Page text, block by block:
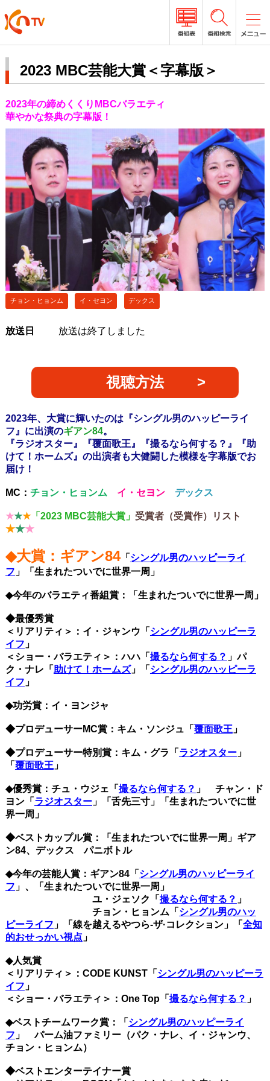
2023 MBC芸能大賞＜字幕版＞
2023年の締めくくりMBCバラエティ
華やかな祭典の字幕版！
チョン・ヒョンム イ・セヨン デックス
放送日 放送は終了しました
視聴方法
2023年、大賞に輝いたのは『シングル男のハッピーライ
フ』に出演のギアン84。
『ラジオスター』『覆面歌王』『撮るなら何する？』『助
けて！ホームズ』の出演者も大健闘した模様を字幕版でお
届け！
MC： チョン・ヒョンム イ・セヨン デックス
★★★「2023 MBC芸能大賞」 受賞者（受賞作）リスト
★★★
◆大賞：ギアン84「 シングル男のハッピーライ
フ 」「生まれたついでに世界一周」
◆今年のバラエティ番組賞：「生まれたついでに世界一周」
◆最優秀賞
＜リアリティ＞：イ・ジャンウ「 シングル男のハッピーラ
イフ 」
＜ショー・バラエティ＞：ハハ「 撮るなら何する？ 」パ
ク・ナレ「 助けて！ホームズ」「 シングル男のハッピーラ
イフ 」
◆功労賞：イ・ヨンジャ
◆プロデューサーMC賞：キム・ソンジュ「 覆面歌王」
◆プロデューサー特別賞：キム・グラ「 ラジオスター」
「 覆面歌王」
◆優秀賞：チュ・ウジェ「 撮るなら何する？ 」 チャン・ド
ヨン「 ラジオスター」「舌先三寸」「生まれたついでに世
界一周」
◆ベストカップル賞：「生まれたついでに世界一周」ギア
ン84、デックス パニボトル
◆今年の芸能人賞：ギアン84「 シングル男のハッピーライ
フ 」、「生まれたついでに世界一周」
ユ・ジェソク「 撮るなら何する？ 」
チョン・ヒョンム「 シングル男のハッ
ピーライフ 」「線を越えるやつら-ザ·コレクション」 「 全知
的おせっかい視点 」
◆人気賞
＜リアリティ＞：CODE KUNST「 シングル男のハッピーラ
イフ 」
＜ショー・バラエティ＞：One Top「 撮るなら何する？ 」
◆ベストチームワーク賞：「 シングル男のハッピーライ
フ 」 パーム油ファミリー（パク・ナレ、イ・ジャンウ、
チョン・ヒョンム）
◆ベストエンターテイナー賞